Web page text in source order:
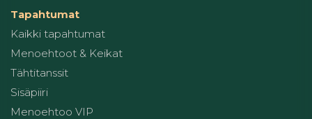
Tapahtumat
Kaikki tapahtumat
Menoehtoot & Keikat
Tähtitanssit
Sisäpiiri
Menoehtoo VIP